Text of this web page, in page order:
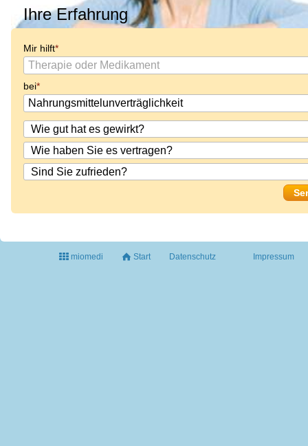
Ihre Erfahrung
Mir hilft
bei
miomedi Start Datenschutz Impressum